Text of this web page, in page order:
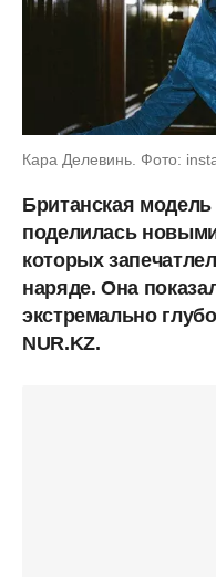
Кара Делевинь. Фото:
Британская
поделилась
которых
наряде. Она
экстремально
NUR.KZ.